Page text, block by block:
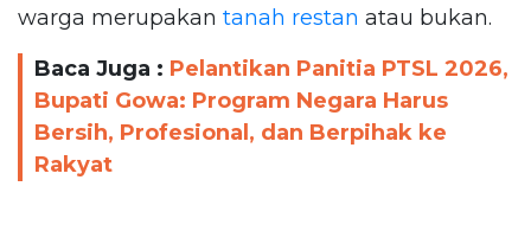
warga merupakan tanah restan atau bukan.
Baca Juga : Pelantikan Panitia PTSL 2026,
Bupati Gowa: Program Negara Harus
Bersih, Profesional, dan Berpihak ke
Rakyat